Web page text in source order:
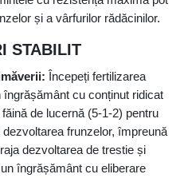
și a vârfurilor rădăcinilor.
STABILIT
Începeți fertilizarea
cu conținut ridicat
de lucernă (5-1-2) pentru
frunzelor, împreună
dezvoltarea de trestie și
îngrășământ cu eliberare